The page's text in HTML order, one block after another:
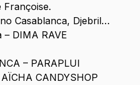
Françoise.
Casablanca, Djebril…
– DIMA RAVE
– PARAPLUI
CANDYSHOP